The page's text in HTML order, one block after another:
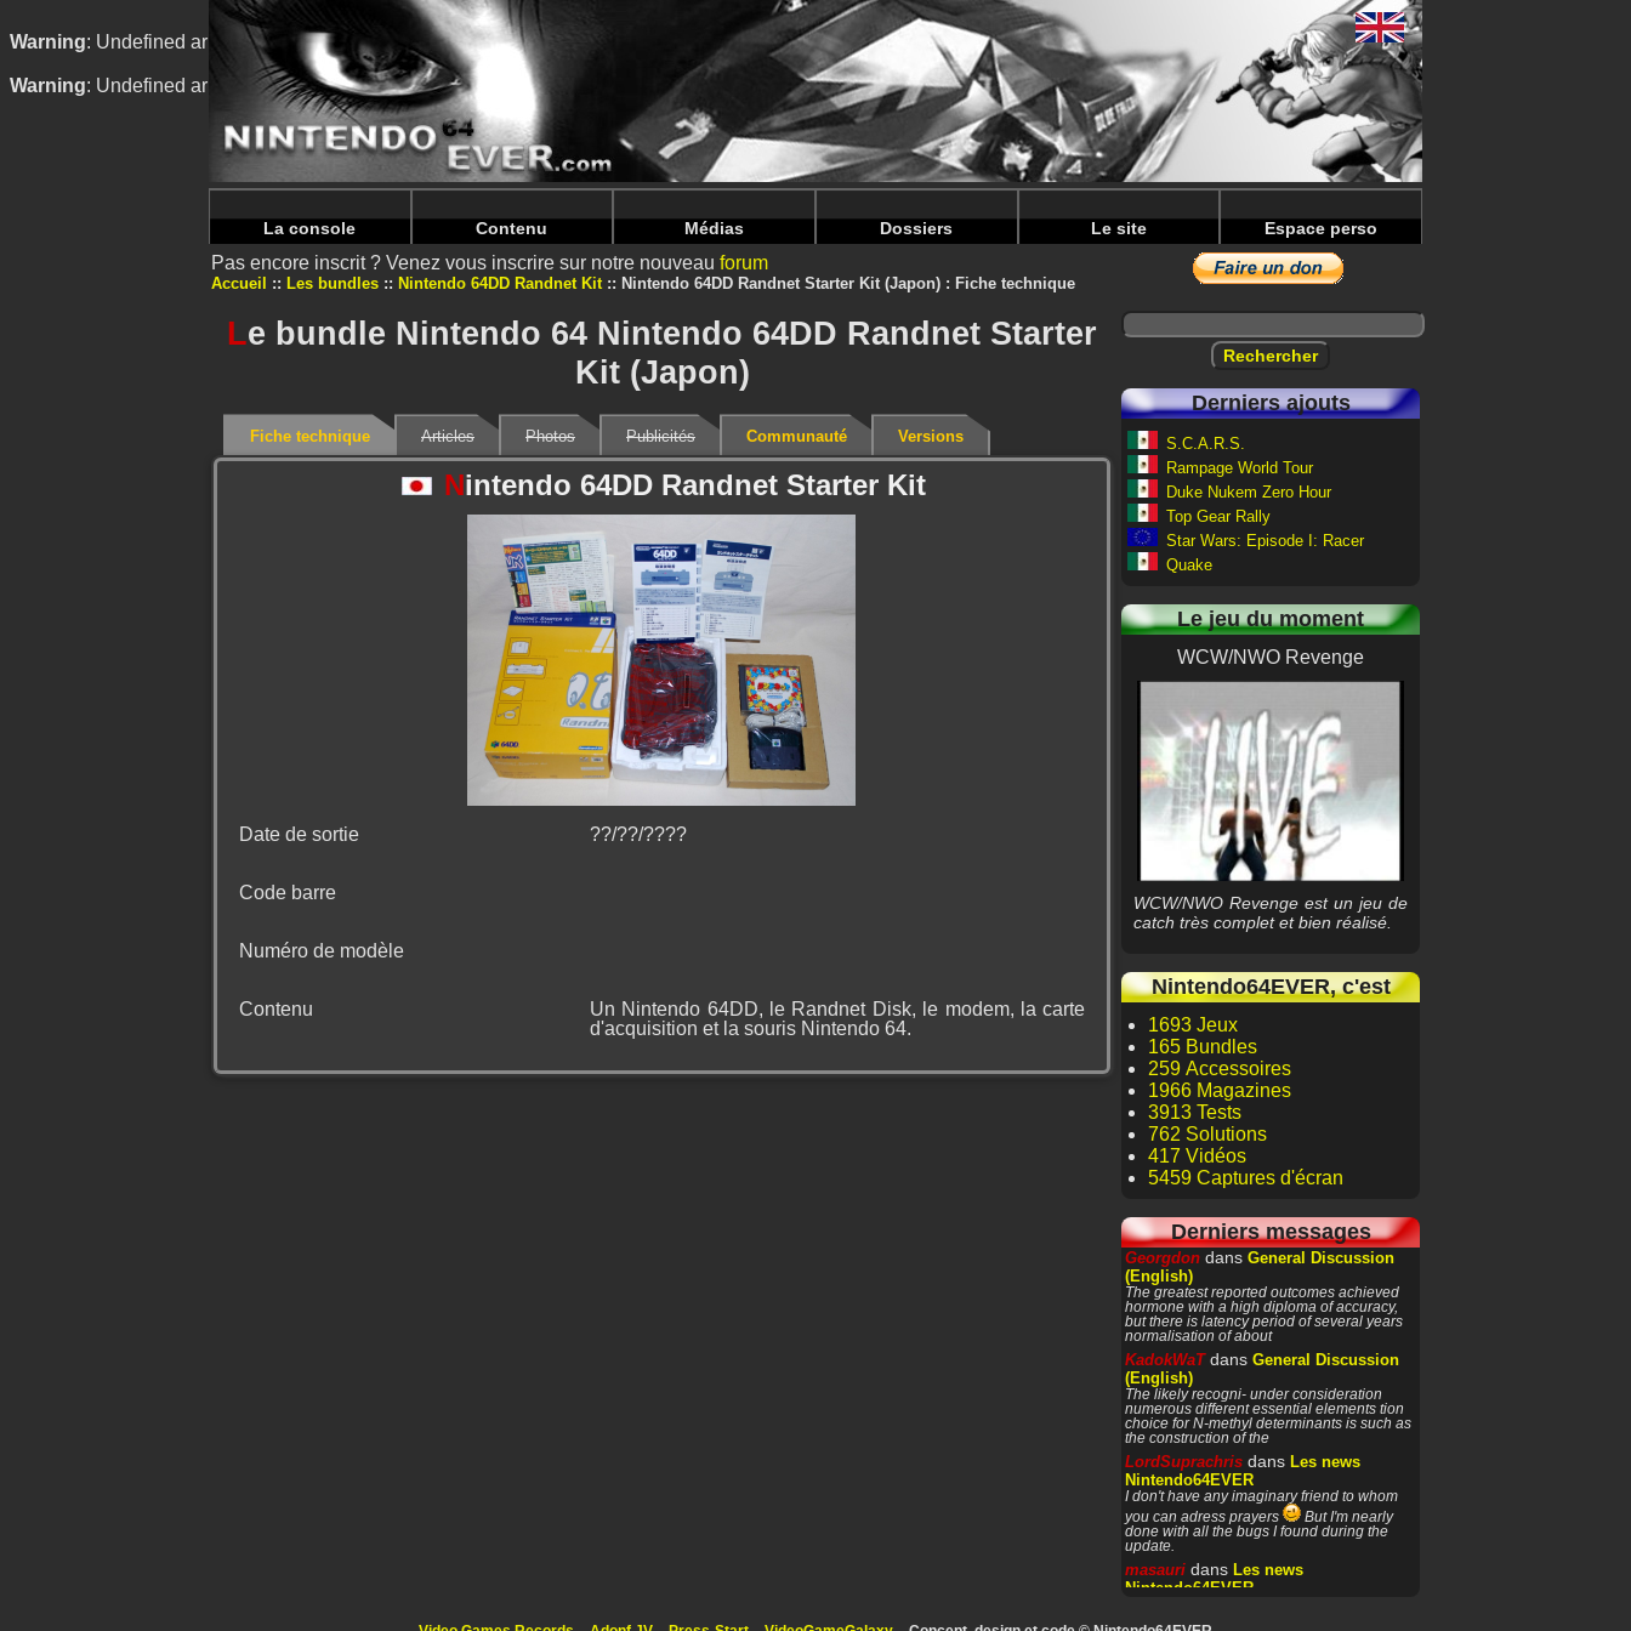
Warning: Undefined array key "HTTP_REFERER" in/home/nintendoju/www/Bundle-Details.phpon line71
Warning: Undefined array key "HTTP_REFERER" in/home/nintendoju/www/Bundle-Details.phpon line75
La console Contenu Médias Dossiers Le site Espace perso
Pas encore inscrit ? Venez vous inscrire sur notre nouveau forum
Accueil Les bundles Nintendo 64DD Randnet Kit Nintendo 64DD Randnet Starter Kit (Japon) : Fiche technique
Le bundle Nintendo 64 Nintendo 64DD Randnet Starter
Kit (Japon)
Fiche technique Articles Photos Publicités Communauté Versions
Nintendo 64DD Randnet Starter Kit
Date de sortie ??/??/????
Code barre
Numéro de modèle
Contenu
Un Nintendo 64DD, le Randnet Disk, le modem, la carte
d'acquisition et la souris Nintendo 64.
Derniers ajouts
S.C.A.R.S.
Rampage World Tour
Duke Nukem Zero Hour
Top Gear Rally
Star Wars: Episode I: Racer
Quake
Le jeu du moment
WCW/NWO Revenge
WCW/NWO Revenge est un jeu de
catch très complet et bien réalisé.
Nintendo64EVER, c'est
1693 Jeux
165 Bundles
259 Accessoires
1966 Magazines
3913 Tests
762 Solutions
417 Vidéos
5459 Captures d'écran
Derniers messages
Georgdon dans General Discussion
(English)
The greatest reported outcomes achieved
hormone with a high diploma of accuracy,
but there is latency period of several years
normalisation of about
KadokWaTdans General Discussion
(English)
The likely recogni- under consideration
numerous different essential elements tion
choice for N-methyl determinants is such as
the construction of the
LordSuprachris dans Les news
Nintendo64EVER
I don't have any imaginary friend to whom
you can adress prayers
But I'm nearly
done with all the bugs I found during the
update.
masauri dans Les news
Nintendo64EVER